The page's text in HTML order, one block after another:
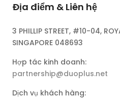
Địa điểm & Liên hệ
3 PHILLIP STREET, #10-04,
SINGAPORE 048693
Hợp tác kinh doanh:
partnership@duoplus.net
Dịch vụ khách hàng: